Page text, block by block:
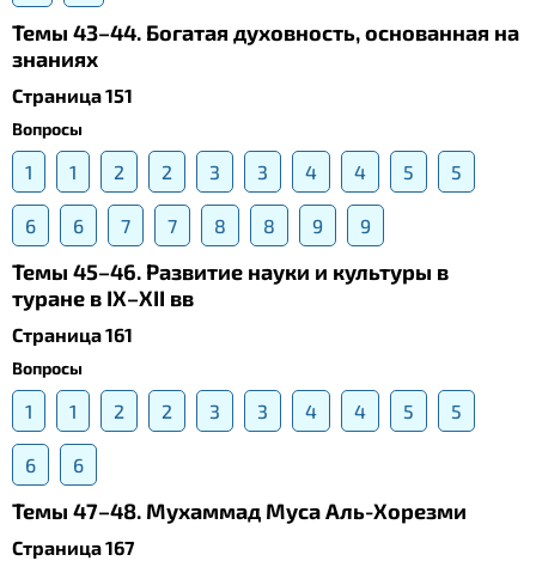
Темы 43–44. Богатая духовность, основанная на
знаниях
Страница 151
Вопросы
1 1 2 2 3 3 4 4 5 5
6 6 7 7 8 8 9 9
Темы 45–46. Развитие науки и культуры в
туране в IX–XII вв
Страница 161
Вопросы
1 1 2 2 3 3 4 4 5 5
6 6
Темы 47–48. Мухаммад Муса Аль-Хорезми
Страница 167